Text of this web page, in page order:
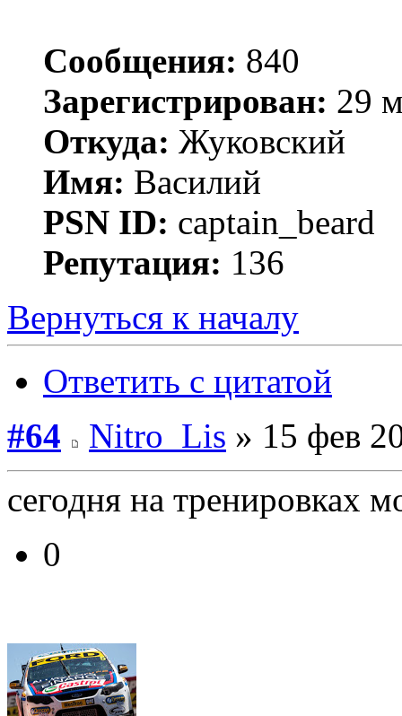
Сообщения: 840
Зарегистрирован: 29
Откуда: Жуковский
Имя: Василий
PSN ID: captain_beard
Репутация: 136
Вернуться к началу
Ответить с цитатой
#64
Nitro_Lis » 15 фев
сегодня на тренировках
0